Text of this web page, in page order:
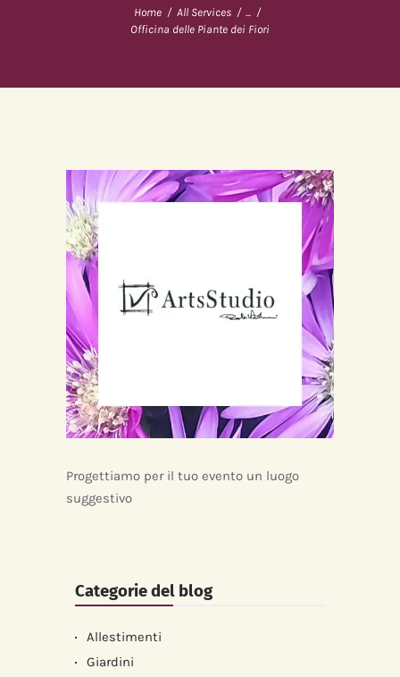
Home All Services
...
Officina delle Piante dei Fiori
Progettiamo per il tuo evento un luogo
suggestivo
Categorie del blog
Allestimenti
Giardini